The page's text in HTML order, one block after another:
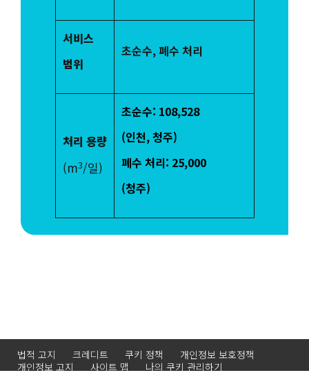
서비스
범위
초순수, 폐수 처리
처리 용량
(m3/일)
초순수: 108,528
(인천, 청주)
폐수 처리: 25,000
(청주)
법적 고지 크레디트 쿠키 정책
개인정보 보호정책
개인정보 고지
사이트 맵 나의 쿠키 관리하기